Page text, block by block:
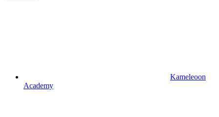
Kameleoon
Academy